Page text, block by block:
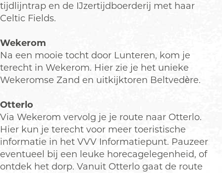
tijdlijntrap en de IJzertijdboerderij met haar
Celtic Fields.
Wekerom
Na een mooie tocht door Lunteren, kom je
terecht in Wekerom. Hier zie je het unieke
Wekeromse Zand en uitkijktoren Beltvedère.
Otterlo
Via Wekerom vervolg je je route naar Otterlo.
Hier kun je terecht voor meer toeristische
informatie in het VVV Informatiepunt. Pauzeer
eventueel bij een leuke horecagelegenheid, of
ontdek het dorp. Vanuit Otterlo gaat de route